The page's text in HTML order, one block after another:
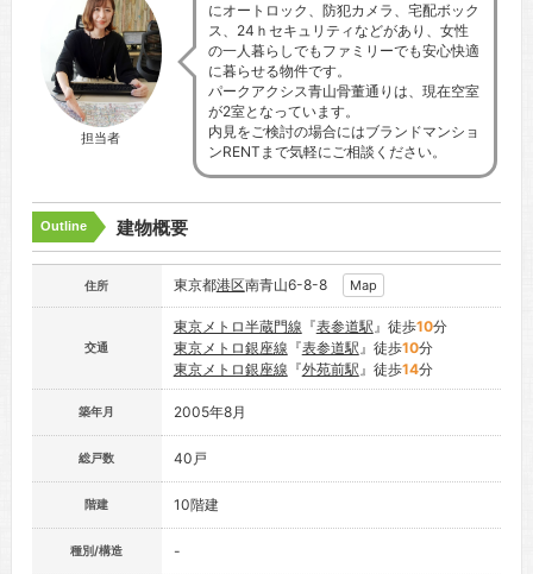
担当者
にオートロック、防犯カメラ、宅配ボック
ス、24ｈセキュリティなどがあり、女性
の一人暮らしでもファミリーでも安心快適
に暮らせる物件です。
パークアクシス青山骨董通りは、現在空室
が2室となっています。
内見をご検討の場合にはブランドマンショ
ンRENTまで気軽にご相談ください。
Outline 建物概要
住所 東京都港区南青山6-8-8 Map
交通
東京メトロ半蔵門線 『表参道駅』徒歩10分
東京メトロ銀座線 『表参道駅』徒歩10分
東京メトロ銀座線 『外苑前駅』徒歩14分
築年月 2005年8月
総戸数 40戸
階建 10階建
種別/構造 -